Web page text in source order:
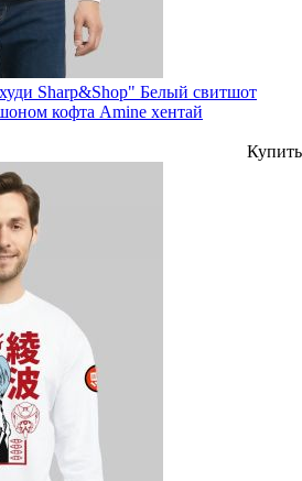
Sharp&Shop" Белый свитшот
кофта Amine хентай
Купить